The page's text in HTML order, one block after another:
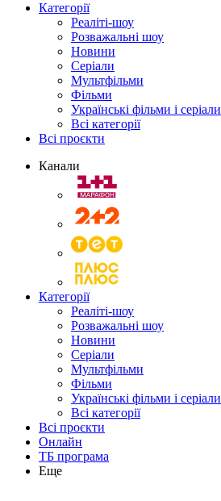
Категорії
Реаліті-шоу
Розважальні шоу
Новини
Серіали
Мультфільми
Фільми
Українські фільми і серіали
Всі категорії
Всі проєкти
Канали
Категорії
Реаліті-шоу
Розважальні шоу
Новини
Серіали
Мультфільми
Фільми
Українські фільми і серіали
Всі категорії
Всі проєкти
Онлайн
ТБ програма
Еще